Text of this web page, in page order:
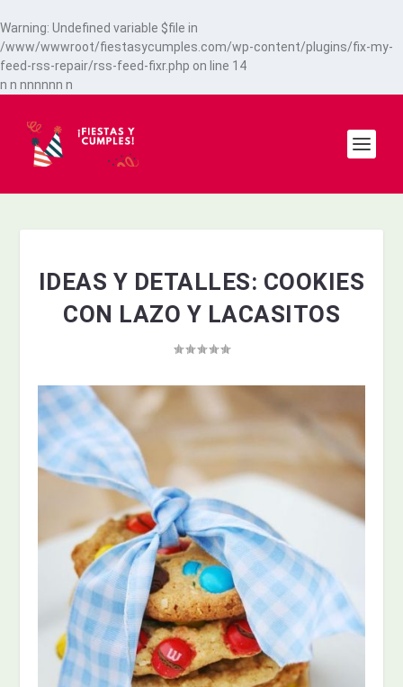
Warning: Undefined variable $file in
/www/wwwroot/fiestasycumples.com/wp-content/plugins/fix-my-
feed-rss-repair/rss-feed-fixr.php on line 14
n n nnnnnn n
IDEAS Y DETALLES: COOKIES
CON LAZO Y LACASITOS